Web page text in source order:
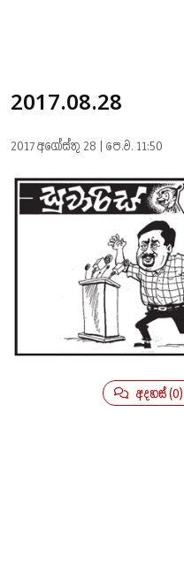
2017.08.28
2017 අගෝස්තු 28 | පෙ.ව. 11:50
අදහස්